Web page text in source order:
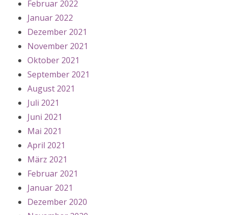
Februar 2022
Januar 2022
Dezember 2021
November 2021
Oktober 2021
September 2021
August 2021
Juli 2021
Juni 2021
Mai 2021
April 2021
März 2021
Februar 2021
Januar 2021
Dezember 2020